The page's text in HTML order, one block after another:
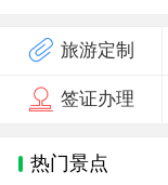
旅游定制
签证办理
热门景点